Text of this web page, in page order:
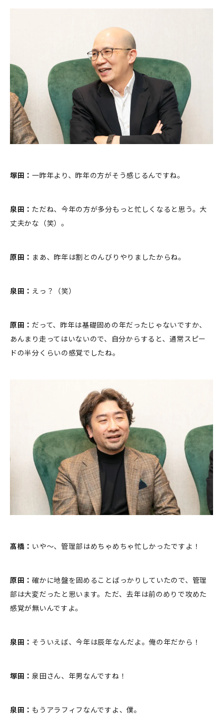
塚田： 一昨年より、昨年の方がそう感じるんですね。
泉田： ただね、今年の方が多分もっと忙しくなると思う。大
丈夫かな（笑）。
原田： まあ、昨年は割とのんびりやりましたからね。
泉田： えっ？（笑）
原田： だって、昨年は基礎固めの年だったじゃないですか、
あんまり走ってはいないので、自分からすると、通常スピー
ドの半分くらいの感覚でしたね。
髙橋： いや〜、管理部はめちゃめちゃ忙しかったですよ！
原田：確かに地盤を固めることばっかりしていたので、管理
部は大変だったと思います。ただ、去年は前のめりで攻めた
感覚が無いんですよ。
泉田： そういえば、今年は辰年なんだよ。俺の年だから！
塚田：泉田さん、年男なんですね！
泉田： もうアラフィフなんですよ、僕。